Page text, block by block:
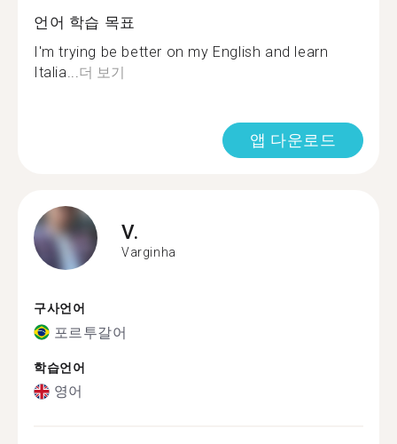
언어 학습 목표
I'm trying be better on my English and learn
Italia...더 보기
앱 다운로드
V.
Varginha
구사언어
포르투갈어
학습언어
영어